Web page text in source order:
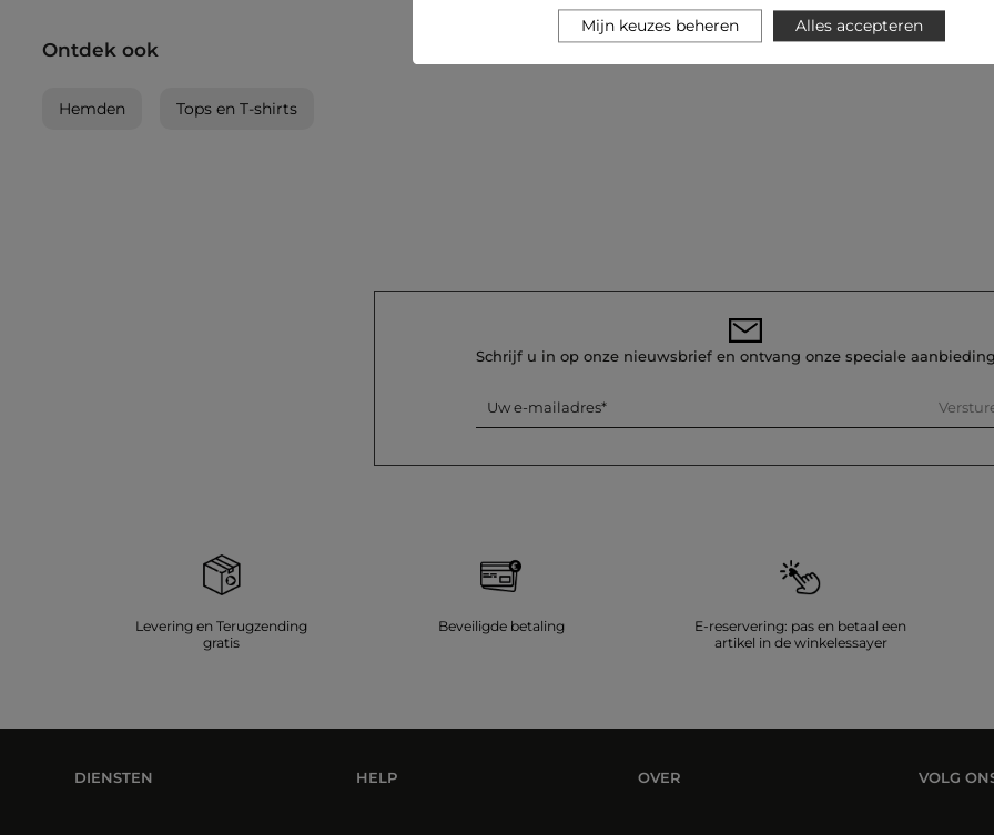
Ontdek ook
Hemden Tops en T-shirts
Schrijf u in op onze nieuwsbrief en ontvang onze speciale
Uw e-mailadres
Levering en Terugzending
gratis
Beveiligde betaling
E-reservering: pas en betaal een
artikel in de winkelessayer
DIENSTEN HELP OVER VOLG
Mijn keuzes beheren Alles accepteren